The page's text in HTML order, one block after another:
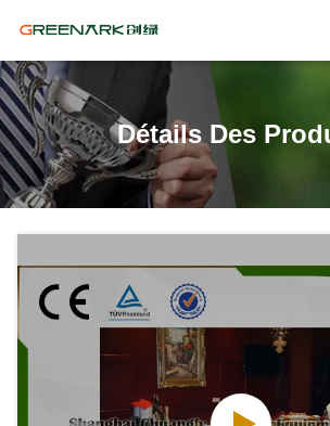
Détails Des